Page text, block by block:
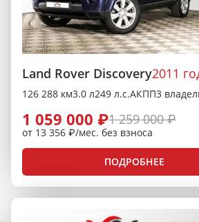
Land Rover Discovery2011
126 288 км3.0 л249 л.с.АКПП3
1 059 000 ₽1 259 000 ₽
от 13 356 ₽/мес. без взноса
ПОДРОБНЕЕ